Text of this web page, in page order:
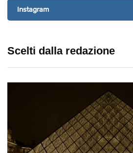
Instagram
Scelti dalla redazione